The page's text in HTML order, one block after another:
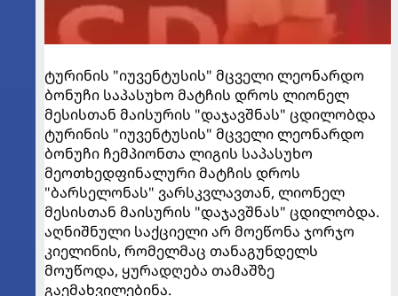
ტურინის "იუვენტუსის" მცველი ლეონარდო
ბონუჩი საპასუხო მატჩის დროს ლიონელ
მესისთან მაისურის "დაჯავშნას" ცდილობდა
ტურინის "იუვენტუსის" მცველი ლეონარდო
ბონუჩი ჩემპიონთა ლიგის საპასუხო
მეოთხედფინალური მატჩის დროს
"ბარსელონას" ვარსკვლავთან, ლიონელ
მესისთან მაისურის "დაჯავშნას" ცდილობდა.
აღნიშნული საქციელი არ მოეწონა ჯორჯო
კიელინის, რომელმაც თანაგუნდელს
მოუწოდა, ყურადღება თამაშზე
გაემახვილებინა.